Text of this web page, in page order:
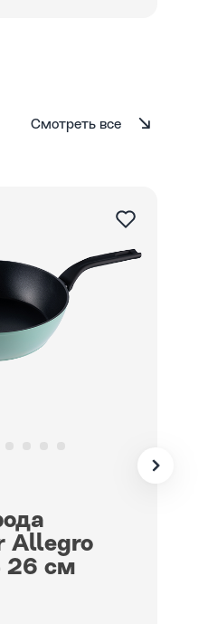
Смотреть все
Allegro
26 см